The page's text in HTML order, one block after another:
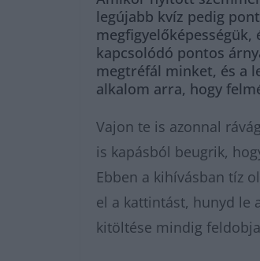
legújabb kvíz pedig
kapcsolódó pontos
megtréfál minket, és a
alkalom arra, hogy
Vajon te is azonnal
is kapásból beugrik,
Ebben a kihívásban tíz
el a kattintást, hunyd le
kitöltése mindig